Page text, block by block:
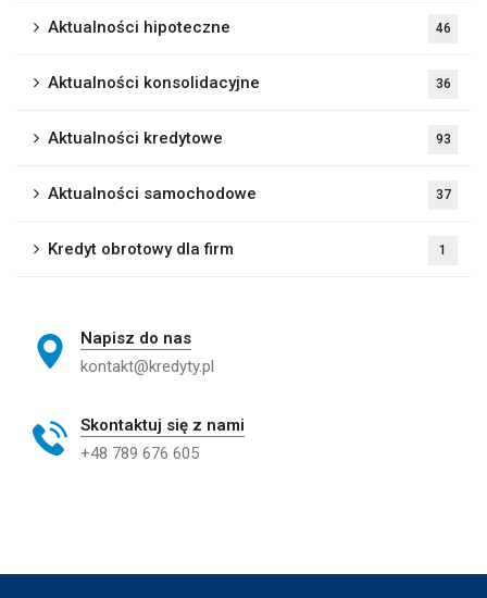
Aktualności hipoteczne 46
Aktualności konsolidacyjne 36
Aktualności kredytowe 93
Aktualności samochodowe 37
Kredyt obrotowy dla firm 1
Napisz do nas
kontakt@kredyty.pl
Skontaktuj się z nami
+48 789 676 605